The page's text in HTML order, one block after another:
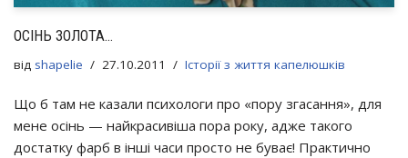
ОСІНЬ ЗОЛОТА…
від shapelie 27.10.2011 Історії з життя капелюшків
Що б там не казали психологи про «пору згасання», для
мене осінь — найкрасивіша пора року, адже такого
достатку фарб в інші часи просто не буває! Практично